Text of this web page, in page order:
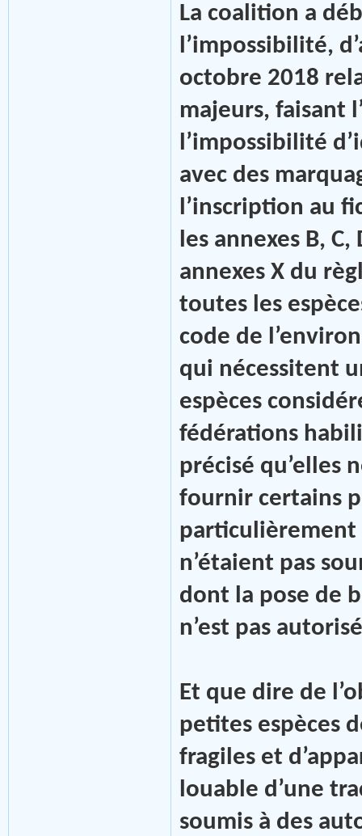
La coalition a
l’impossibilité,
octobre 2018
majeurs, faisant
l’impossibilité
avec des
l’inscription au
les annexes B,
annexes X du
toutes les
code de
qui nécessitent
espèces
fédérations
précisé qu’elles
fournir certains
particulièrement
n’étaient pas
dont la pose de
n’est pas
Et que dire de
petites espèces
fragiles et
louable d’une
soumis à des